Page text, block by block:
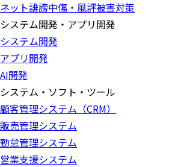
ネット誹謗中傷・風評被害対策
システム開発・アプリ開発
システム開発
アプリ開発
AI開発
システム・ソフト・ツール
顧客管理システム（CRM）
販売管理システム
勤怠管理システム
営業支援システム